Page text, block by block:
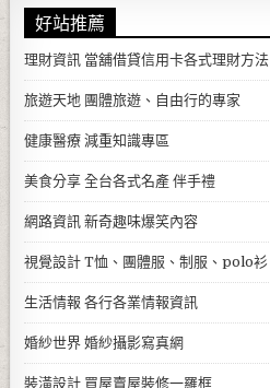
好站推薦
理財資訊 當舖借貸信用卡各式理財方法
旅遊天地 團體旅遊、自由行的專家
健康醫療 減重知識專區
美食分享 全台各式名產 伴手禮
網路資訊 新奇趣味爆笑內容
視覺設計 T恤、團體服、制服、polo衫
生活情報 各行各業情報資訊
婚紗世界 婚紗攝影寫真網
裝潢設計 買屋賣屋裝修一羅框